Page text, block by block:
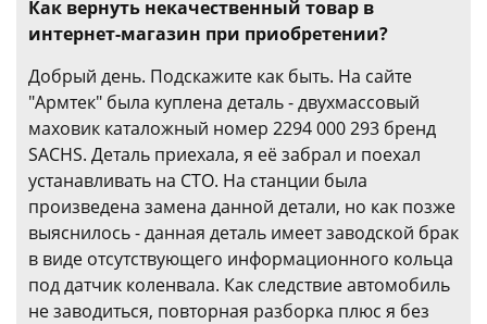
Как вернуть некачественный товар в
интернет-магазин при приобретении?
Добрый день. Подскажите как быть. На сайте
"Армтек" была куплена деталь - двухмассовый
маховик каталожный номер 2294 000 293 бренд
SACHS. Деталь приехала, я её забрал и поехал
устанавливать на СТО. На станции была
произведена замена данной детали, но как позже
выяснилось - данная деталь имеет заводской брак
в виде отсутствующего информационного кольца
под датчик коленвала. Как следствие автомобиль
не заводиться, повторная разборка плюс я без